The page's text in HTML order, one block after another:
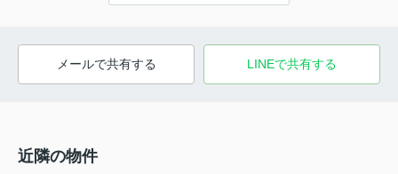
メールで共有する LINEで共有する
近隣の物件